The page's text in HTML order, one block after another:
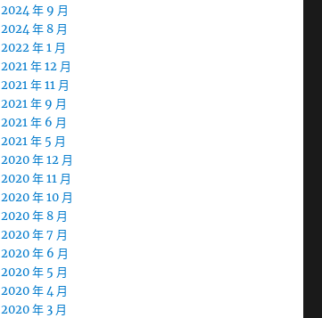
2024 年 9 月
2024 年 8 月
2022 年 1 月
2021 年 12 月
2021 年 11 月
2021 年 9 月
2021 年 6 月
2021 年 5 月
2020 年 12 月
2020 年 11 月
2020 年 10 月
2020 年 8 月
2020 年 7 月
2020 年 6 月
2020 年 5 月
2020 年 4 月
2020 年 3 月